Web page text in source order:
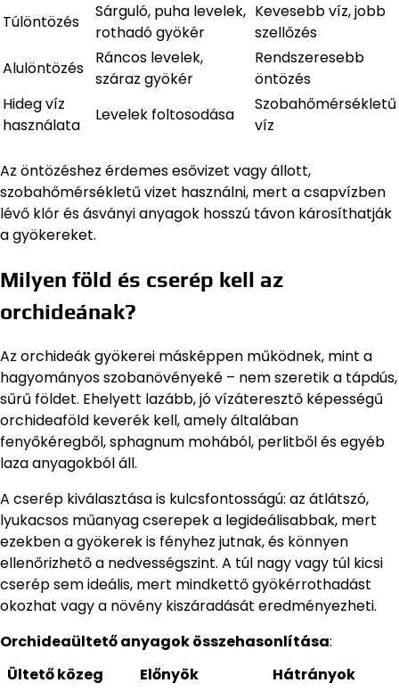
Túlöntözés
Sárguló, puha levelek,
rothadó gyökér
Kevesebb víz, jobb
szellőzés
Alulöntözés
Ráncos levelek,
száraz gyökér
Rendszeresebb
öntözés
Hideg víz
használata
Levelek foltosodása
Szobahőmérsékletű
víz
Az öntözéshez érdemes esővizet vagy állott,
szobahőmérsékletű vizet használni, mert a csapvízben
lévő klór és ásványi anyagok hosszú távon károsíthatják
a gyökereket.
Milyen föld és cserép kell az
orchideának?
Az orchideák gyökerei másképpen működnek, mint a
hagyományos szobanövényeké – nem szeretik a tápdús,
sűrű földet. Ehelyett lazább, jó vízáteresztő képességű
orchideaföld keverék kell, amely általában
fenyőkéregből, sphagnum mohából, perlitből és egyéb
laza anyagokból áll.
A cserép kiválasztása is kulcsfontosságú: az átlátszó,
lyukacsos műanyag cserepek a legideálisabbak, mert
ezekben a gyökerek is fényhez jutnak, és könnyen
ellenőrizhető a nedvességszint. A túl nagy vagy túl kicsi
cserép sem ideális, mert mindkettő gyökérrothadást
okozhat vagy a növény kiszáradását eredményezheti.
Orchideaültető anyagok összehasonlítása:
Ültető közeg
Előnyök
Hátrányok